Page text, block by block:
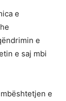
e
e
e saj mbi
e